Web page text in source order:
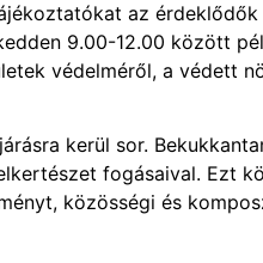
az
9.00-12.00 között
védelméről, a védett
kerül sor.
fogásaival. Ezt
közösségi és